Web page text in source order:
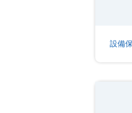
設備